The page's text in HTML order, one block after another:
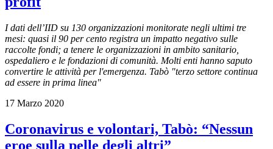
I dati dell’IID su 130 organizzazioni monitorate negli ultimi tre
mesi: quasi il 90 per cento registra un impatto negativo sulle
raccolte fondi; a tenere le organizzazioni in ambito sanitario,
ospedaliero e le fondazioni di comunità. Molti enti hanno saputo
convertire le attività per l'emergenza. Tabò "terzo settore continua
ad essere in prima linea"
17 Marzo 2020
Coronavirus e volontari, Tabò: “Nessun
eroe sulla pelle degli altri”